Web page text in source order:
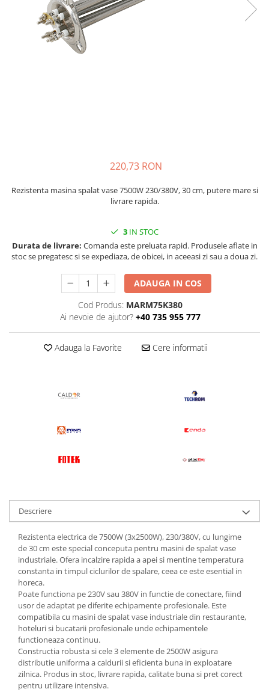
Rezistente electrice banda mica
Rezistente Ceramice
Rezistente electrice plate mica
Rezistente electrice tubulara
Rezistenta cuptor
220,73 RON
Rezistenta masina spalat vase 7500W 230/380V, 30 cm, putere mare si
livrare rapida.
3 IN STOC
Durata de livrare: Comanda este preluata rapid. Produsele aflate in
stoc se pregatesc si se expediaza, de obicei, in aceeasi zi sau a doua zi.
ADAUGA IN COS
Cod Produs: MARM75K380
Ai nevoie de ajutor? +40 735 955 777
Adauga la Favorite Cere informatii
Descriere
Rezistenta electrica de 7500W (3x2500W), 230/380V, cu lungime
de 30 cm este special conceputa pentru masini de spalat vase
industriale. Ofera incalzire rapida a apei si mentine temperatura
constanta in timpul ciclurilor de spalare, ceea ce este esential in
horeca.
Poate functiona pe 230V sau 380V in functie de conectare, fiind
usor de adaptat pe diferite echipamente profesionale. Este
compatibila cu masini de spalat vase industriale din restaurante,
hoteluri si bucatarii profesionale unde echipamentele
functioneaza continuu.
Constructia robusta si cele 3 elemente de 2500W asigura
distributie uniforma a caldurii si eficienta buna in exploatare
zilnica. Produs in stoc, livrare rapida, calitate buna si pret corect
pentru utilizare intensiva.